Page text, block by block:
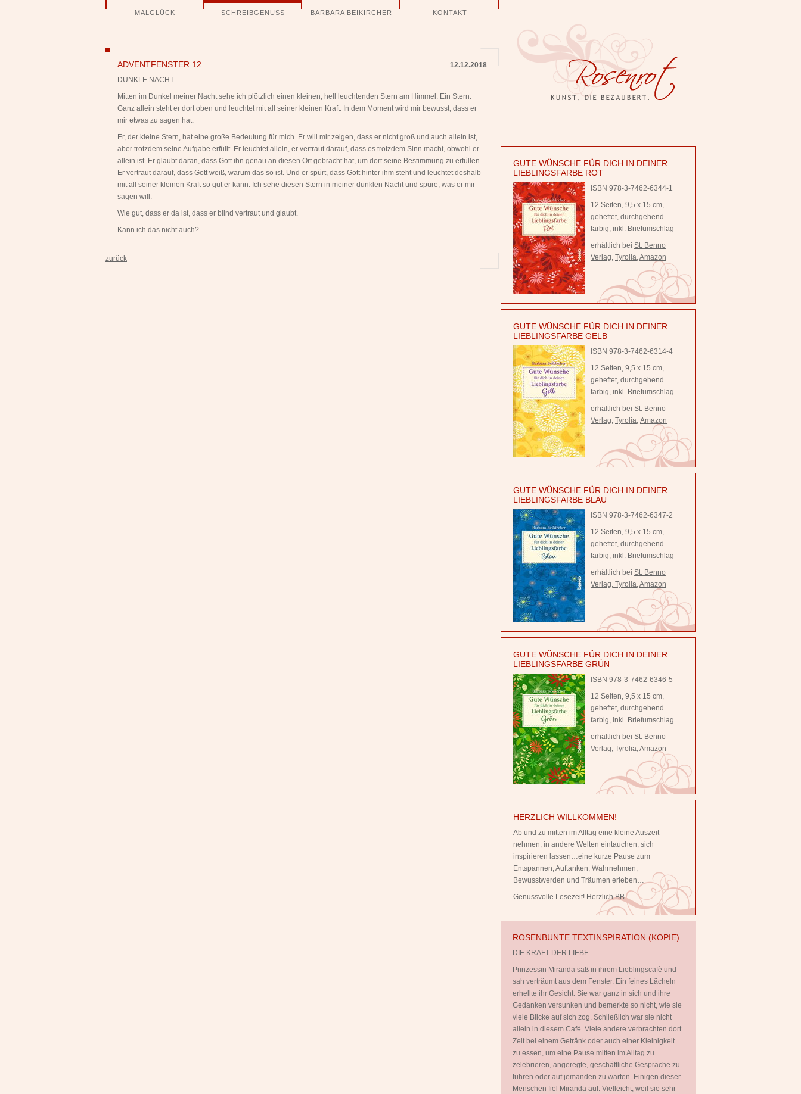
überspringenMALGLÜCK SCHREIBGENUSS BARBARA BEIKIRCHER KONTAKT
ADVENTFENSTER 12
12.12.2018
DUNKLE NACHT
Mitten im Dunkel meiner Nacht sehe ich plötzlich einen kleinen, hell leuchtenden Stern am Himmel. Ein Stern.
Ganz allein steht er dort oben und leuchtet mit all seiner kleinen Kraft. In dem Moment wird mir bewusst, dass er
mir etwas zu sagen hat.
Er, der kleine Stern, hat eine große Bedeutung für mich. Er will mir zeigen, dass er nicht groß und auch allein ist,
aber trotzdem seine Aufgabe erfüllt. Er leuchtet allein, er vertraut darauf, dass es trotzdem Sinn macht, obwohl er
allein ist. Er glaubt daran, dass Gott ihn genau an diesen Ort gebracht hat, um dort seine Bestimmung zu erfüllen.
Er vertraut darauf, dass Gott weiß, warum das so ist. Und er spürt, dass Gott hinter ihm steht und leuchtet deshalb
mit all seiner kleinen Kraft so gut er kann. Ich sehe diesen Stern in meiner dunklen Nacht und spüre, was er mir
sagen will.
Wie gut, dass er da ist, dass er blind vertraut und glaubt.
Kann ich das nicht auch?
zurück
GUTE WÜNSCHE FÜR DICH IN DEINER
LIEBLINGSFARBE ROT
ISBN 978-3-7462-6344-1
12 Seiten, 9,5 x 15 cm,
geheftet, durchgehend
farbig, inkl. Briefumschlag
erhältlich bei St. Benno
Verlag, Tyrolia,Amazon
GUTE WÜNSCHE FÜR DICH IN DEINER
LIEBLINGSFARBE GELB
ISBN 978-3-7462-6314-4
12 Seiten, 9,5 x 15 cm,
geheftet, durchgehend
farbig, inkl. Briefumschlag
erhältlich bei St. Benno
Verlag, Tyrolia, Amazon
GUTE WÜNSCHE FÜR DICH IN DEINER
LIEBLINGSFARBE BLAU
ISBN 978-3-7462-6347-2
12 Seiten, 9,5 x 15 cm,
geheftet, durchgehend
farbig, inkl. Briefumschlag
erhältlich bei St. Benno
Verlag, Tyrolia,Amazon
GUTE WÜNSCHE FÜR DICH IN DEINER
LIEBLINGSFARBE GRÜN
ISBN 978-3-7462-6346-5
12 Seiten, 9,5 x 15 cm,
geheftet, durchgehend
farbig, inkl. Briefumschlag
erhältlich bei St. Benno
Verlag, Tyrolia,Amazon
HERZLICH WILLKOMMEN!
Ab und zu mitten im Alltag eine kleine Auszeit
nehmen, in andere Welten eintauchen, sich
inspirieren lassen…eine kurze Pause zum
Entspannen, Auftanken, Wahrnehmen,
Bewusstwerden und Träumen erleben…
Genussvolle Lesezeit! Herzlich BB
ROSENBUNTE TEXTINSPIRATION (KOPIE)
DIE KRAFT DER LIEBE
Prinzessin Miranda saß in ihrem Lieblingscafè und
sah verträumt aus dem Fenster. Ein feines Lächeln
erhellte ihr Gesicht. Sie war ganz in sich und ihre
Gedanken versunken und bemerkte so nicht, wie sie
viele Blicke auf sich zog. Schließlich war sie nicht
allein in diesem Cafè. Viele andere verbrachten dort
Zeit bei einem Getränk oder auch einer Kleinigkeit
zu essen, um eine Pause mitten im Alltag zu
zelebrieren, angeregte, geschäftliche Gespräche zu
führen oder auf jemanden zu warten. Einigen dieser
Menschen fiel Miranda auf. Vielleicht, weil sie sehr